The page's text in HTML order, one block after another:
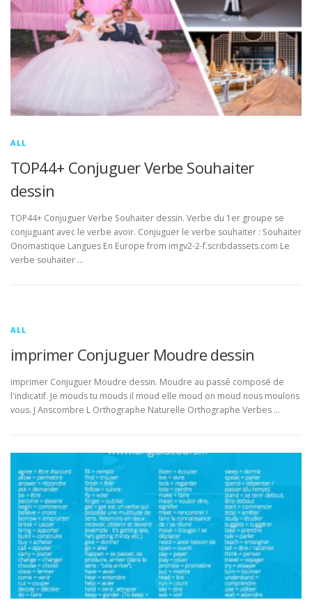
ALL
TOP44+ Conjuguer Verbe Souhaiter
dessin
TOP44+ Conjuguer Verbe Souhaiter dessin. Verbe du 1er groupe se
conjuguant avec le verbe avoir. Conjuguer le verbe souhaiter : Souhaiter
Onomastique Langues En Europe from imgv2-2-f.scribdassets.com Le
verbe souhaiter …
ALL
imprimer Conjuguer Moudre dessin
imprimer Conjuguer Moudre dessin. Moudre au passé composé de
l'indicatif. Je mouds tu mouds il moud elle moud on moud nous moulons
vous. J Anscombre L Orthographe Naturelle Orthographe Verbes …